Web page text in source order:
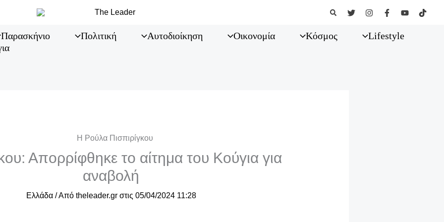
Αναζήτηση
Παρασκήνιο Πολιτική Αυτοδιοίκηση Οικονομία Κόσμος
Lifestyle
Απορρίφθηκε το αίτημα του Κούγια για
αναβολή
Ελλάδα/ Από theleader.gr στις 05/04/2024 11:28